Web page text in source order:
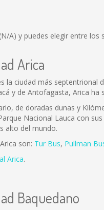
(N/A) y puedes elegir entre los
Arica
la ciudad más
y de Antofagasta, Arica
de doradas dunas y
Nacional Lauca con
alto del mundo.
son: Tur Bus, Pullman
Arica.
Baquedano